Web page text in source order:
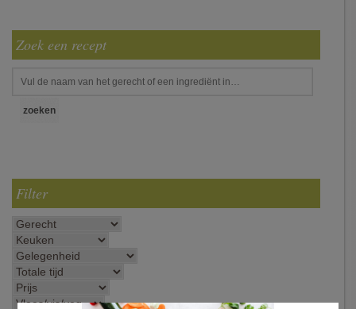
Zoek een recept
Filter